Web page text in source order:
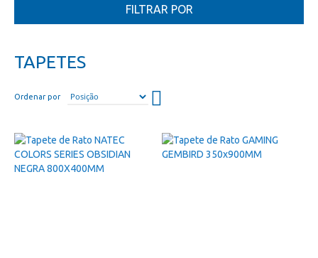
TAPETES
Ordenar por
FILTRAR POR